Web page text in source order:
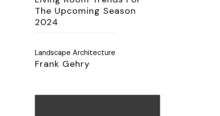
The Upcoming Season
2024
Landscape Architecture
Frank Gehry